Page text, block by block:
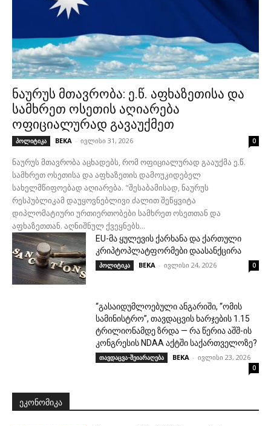
ნაურუს მთავრობა: ე.წ. აფხაზეთისა და
სამხრეთ ოსეთის აღიარება
ოფიციალურად გავაუქმეთ
პოლიტიკა BEKA - ივლისი 31, 2026 0
ნაურუს მთავრობა აცხადებს, რომ ოფიციალურად გააუქმა ე.წ.
სამხრეთ ოსეთისა და აფხაზეთის დამოუკიდებელ
სახელმწიფოებად აღიარება. "შესაბამისად, ნაურუს
რესპუბლიკამ დაუყოვნებლივი ძალით შეწყვიტა
დიპლომატიური ურთიერთობები სამხრეთ ოსეთთან და
აფხაზეთთან. აღნიშნულ ქვეყნებს...
EU-მა ყულევის ქარხანა და ქართული
კრიპტოპლატფორმები დაასანქცირა
პოლიტიკა BEKA - ივლისი 24, 2026 0
“გასაიდუმლოებული ანგარიში, “ომის
სამინისტრო”, თავდაცვის ხარჯების 1.15
ტრილიონამდე ზრდა — რა წერია აშშ-ის
კონგრესის NDAA აქტში საქართველოზე?
თავდაცვა-შეიარაღება BEKA - ივლისი 23, 2026
0
ᲔᲙᲝᲜᲝᲛᲘᲙᲐ